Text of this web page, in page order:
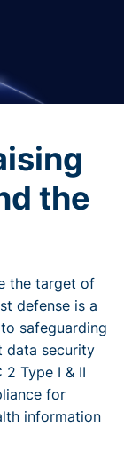
the
the target of
defense is a
safeguarding
data security
2 Type I & II
for
information